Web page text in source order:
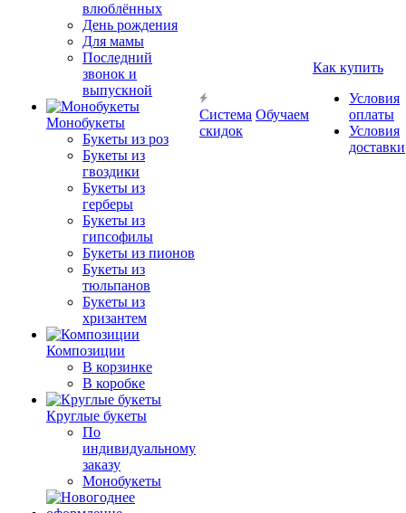
влюблённых
День рождения
Для мамы
Последний
звонок и
выпускной
Монобукеты
Букеты из роз
Букеты из
гвоздики
Букеты из
герберы
Букеты из
гипсофилы
Букеты из пионов
Букеты из
тюльпанов
Букеты из
хризантем
Композиции
В корзинке
В коробке
Круглые букеты
По
индивидуальному
заказу
Монобукеты
Система
скидок
Обучаем
Как купить
Условия
оплаты
Условия
доставки